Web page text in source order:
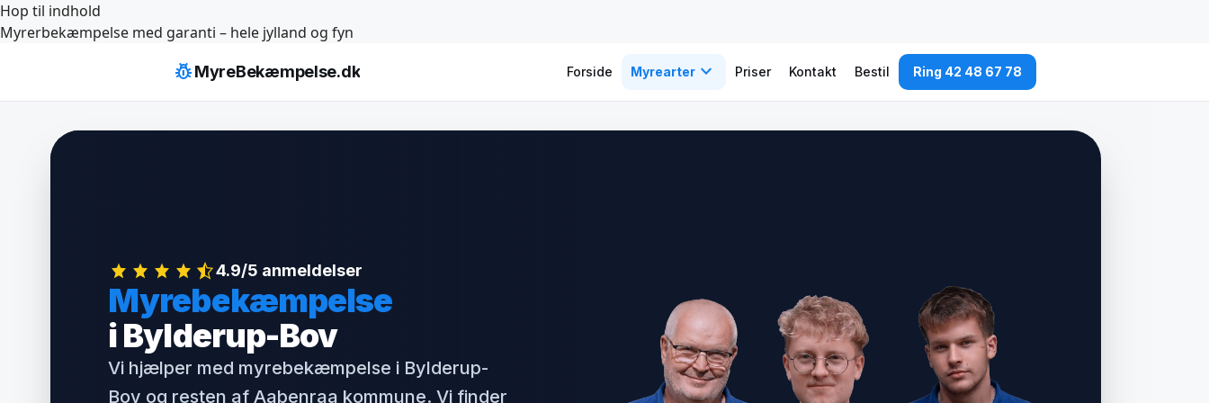
Hop til indhold
Myrerbekæmpelse med garanti – hele jylland og fyn
pest_controlMyreBekæmpelse.dk Forside Myrearter expand_more Priser Kontakt Bestil Ring 42 48 67 78
4.9/5 anmeldelser
Myrebekæmpelse
i Bylderup-Bov
Vi hjælper med myrebekæmpelse i Bylderup-
Bov og resten af Aabenraa kommune. Vi finder